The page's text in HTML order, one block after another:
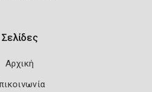
Σελίδες
Αρχική